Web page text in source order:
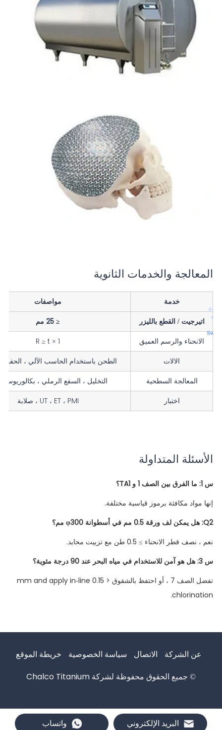
المعالجة والخدمات الثانوية
خدمة
مواصفات
اتيرجيت / القطع بالليزر
≤ 25 مم
الانحناء والرسم العميق
R ≥ t × 1
الالات
الطحن باستخدام الحاسب الآلي ، الحفر
المعالجة السطحية
التخليل ، السفع الرملي ، بكالوريوس ،
اختبار
UT ، ET ، PMI ، صلابة
الأسئلة المتداولة
س 1: ما الفرق بين الصف 1 و TA1؟
إنها مواد مكافئة برموز قياسية مختلفة.
Q2: هل يمكن لف ورقة 0.5 مم في أسطوانة φ300 مم؟
نعم ، نصف قطر الانحناء ≥ 0.5 طن مع تزييت محايد.
س 3: هل هو آمن للاستخدام في مياه البحر عند 90 درجة مئوية؟
تفضل الصف 7 ، أو احتفظ بالشقوق < 0.15 mm and apply in-line
chlorination.
عن الشركة الاتصال سياسة الخصوصية
خريطة الموقع
© جميع الحقوق محفوظة لشركة Chalco Titanium
البريد الإلكتروني واتساب